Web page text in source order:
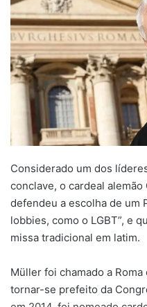
Considerado um dos
conclave, o cardeal
defendeu a escolha de um
lobbies, como o LGBT”, e
missa tradicional em latim.
Müller foi chamado a
tornar-se prefeito da